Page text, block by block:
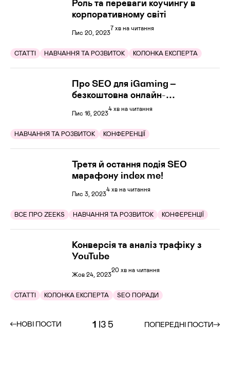
Роль та переваги коучингу в
корпоративному світі
Лис 20, 20237 хв на читання
СТАТТІ НАВЧАННЯ ТА РОЗВИТОК КОЛОНКА ЕКСПЕРТА
Про SEO для iGaming –
безкоштовна онлайн-
конференція
Лис 16, 20234 хв на читання
НАВЧАННЯ ТА РОЗВИТОК КОНФЕРЕНЦІЇ
Третя й остання подія SEO
марафону index me!
Лис 3, 20234 хв на читання
ВСЕ ПРО ZEEKS НАВЧАННЯ ТА РОЗВИТОК КОНФЕРЕНЦІЇ
Конверсія та аналіз трафіку з
YouTube
Жов 24, 202320 хв на читання
СТАТТІ КОЛОНКА ЕКСПЕРТА SEO ПОРАДИ
НОВІ ПОСТИ 1 ІЗ 5 ПОПЕРЕДНІ ПОСТИ